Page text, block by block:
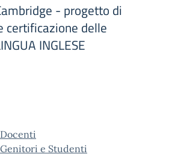
- progetto di
certificazione delle
INGLESE
e Studenti